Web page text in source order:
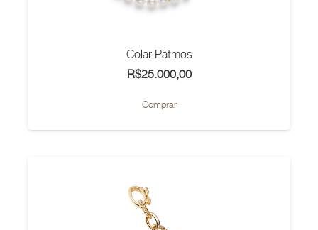
Colar Patmos
R$25.000,00
Comprar